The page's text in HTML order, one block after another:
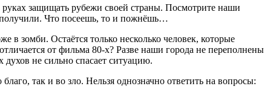
защищать рубежи своей страны. Посмотрите наши
Что посеешь, то и пожнёшь…
зомби. Остаётся только несколько человек, которые
от фильма 80-х? Разве наши города не переполнены
не сильно спасает ситуацию.
так и во зло. Нельзя однозначно ответить на вопросы: